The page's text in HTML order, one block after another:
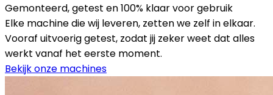
Gemonteerd, getest en 100% klaar voor gebruik
Elke machine die wij leveren, zetten we zelf in elkaar.
Vooraf uitvoerig getest, zodat jij zeker weet dat alles
werkt vanaf het eerste moment.
Bekijk onze machines